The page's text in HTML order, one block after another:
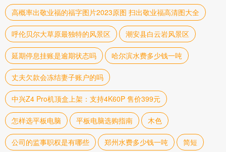
高概率出敬业福的福字图片2023原图 扫出敬业福高清图大全
呼伦贝尔大草原最独特的风景区 潮安县白云岩风景区
延期停息挂账是逾期状态吗 哈尔滨水费多少钱一吨
丈夫欠款会冻结妻子账户的吗
中兴Z4 Pro机顶盒上架：支持4K60P 售价399元
怎样选平板电脑 平板电脑选购指南 木色
公司的监事职权是有哪些 郑州水费多少钱一吨 简短